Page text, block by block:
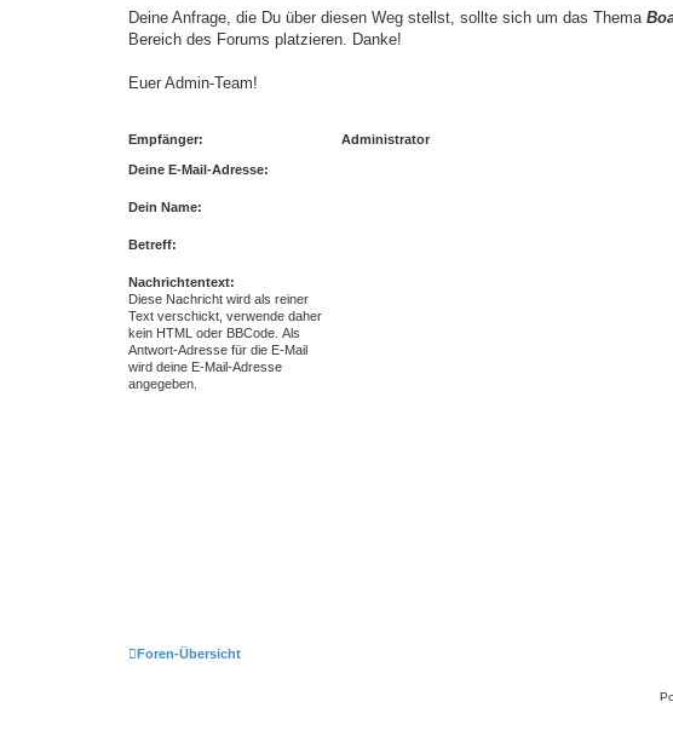
Deine Anfrage, die Du über diesen Weg stellst, sollte sich um das Thema
Bereich des Forums platzieren. Danke!
Euer Admin-Team!
Empfänger: Administrator
Deine E-Mail-Adresse:
Dein Name:
Betreff:
Nachrichtentext:
Diese Nachricht wird als reiner
Text verschickt, verwende daher
kein HTML oder BBCode. Als
Antwort-Adresse für die E-Mail
wird deine E-Mail-Adresse
angegeben.
Foren-Übersicht